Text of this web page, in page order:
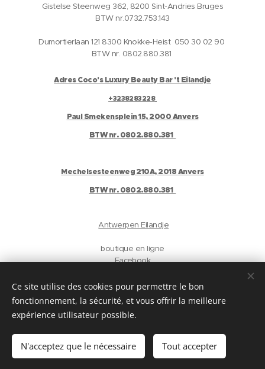
Gistelse Steenweg 362, 8200 Sint-Andries Bruges
BTW nr.0732.753.143
Dumortierlaan 121 8300 Knokke-Heist 050 30 02 90
BTW nr. 0802.880.381
Adres Coco's Luxury Beauty Bar 't Eilandje
+3238283228
Paul Smekensplein 15, 2000 Anvers
BTW nr. 0802.880.381
Mechelsesteenweg 210A, 2018 Anvers
BTW nr. 0802.880.381
Antwerpen Eilandje
boutique en ligne
Facebook
Gelaat
Antwerpen
privacyverklaring
Langues
Nederlands
English Français Deutsch
Ce site utilise des cookies pour permettre le bon
fonctionnement, la sécurité, et vous offrir la meilleure
expérience utilisateur possible.
N'acceptez que le nécessaire Tout accepter